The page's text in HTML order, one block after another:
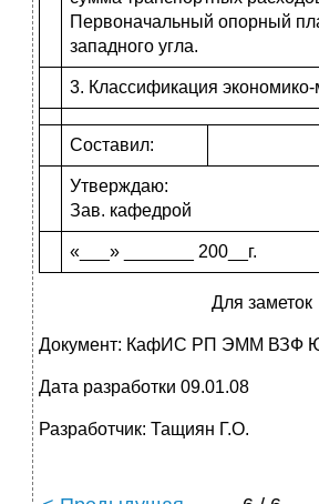
Первоначальный опорный
западного угла.
3. Классификация
Составил:
Утверждаю:
Зав. кафедрой
«___» _______ 200__г.
Для заметок
Документ: КафИС РП ЭММ ВЗФ
Дата разработки 09.01.08
Разработчик: Тащиян Г.О.